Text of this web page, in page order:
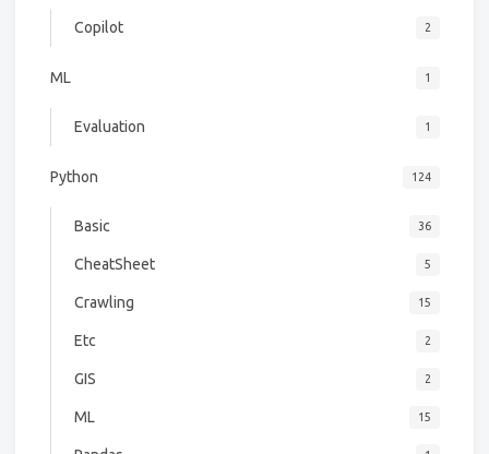
Copilot 2
ML 1
Evaluation 1
Python 124
Basic 36
CheatSheet 5
Crawling 15
Etc 2
GIS 2
ML 15